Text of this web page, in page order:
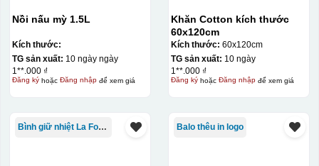
Nồi nấu mỳ 1.5L
Kích thước:
TG sản xuất: 10 ngày ngày
1**.000 ₫
Đăng kýhoặc Đăng nhậpđể xem giá
Khăn Cotton kích thước
60x120cm
Kích thước: 60x120cm
TG sản xuất: 10 ngày
1**.000 ₫
Đăng kýhoặc Đăng nhậpđể xem giá
Bình giữ nhiệt La Fonte Balo thêu in logo